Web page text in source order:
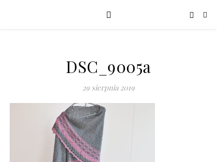
DSC_9005a
29 sierpnia 2019